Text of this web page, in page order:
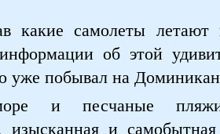
какие самолеты летают
об этой
уже побывал на
и песчаные
изысканная и